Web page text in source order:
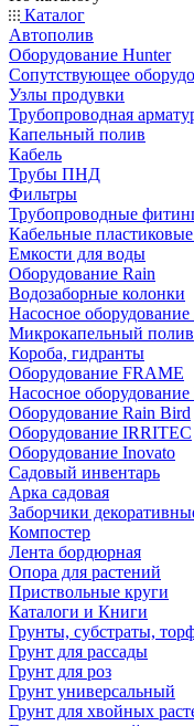
Каталог
Автополив
Оборудование Hunter
Сопутствующее
Узлы продувки
Трубопроводная
Капельный полив
Кабель
Трубы ПНД
Фильтры
Трубопроводные
Кабельные
Емкости для воды
Оборудование Rain
Водозаборные колонки
Насосное
Микрокапельный полив
Короба, гидранты
Оборудование FRAME
Насосное оборудование
Оборудование Rain Bird
Оборудование IRRITEC
Оборудование Inovato
Садовый инвентарь
Арка садовая
Заборчики
Компостер
Лента бордюрная
Опора для растений
Приствольные круги
Каталоги и Книги
Грунты, субстраты,
Грунт для рассады
Грунт для роз
Грунт универсальный
Грунт для хвойных